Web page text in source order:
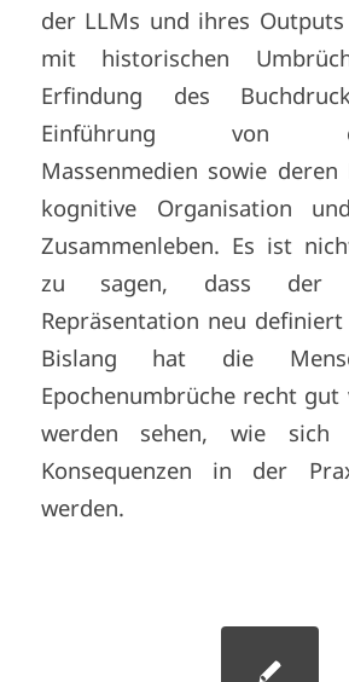
der LLMs und ihres
mit historischen
Erfindung des
Einführung von
Massenmedien sowie
kognitive Organisation
Zusammenleben. Es ist
zu sagen, dass der
Repräsentation neu
Bislang hat die
Epochenumbrüche recht
werden sehen, wie sich
Konsequenzen in der
werden.